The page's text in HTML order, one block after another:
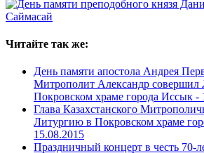
Читайте так же:
День памяти апостола Андрея
Митрополит Александр совершил
Покровском храме города Иссык -
Глава Казахстанского
Литургию в Покровском храме
15.08.2015
Праздничный концерт в честь 70-